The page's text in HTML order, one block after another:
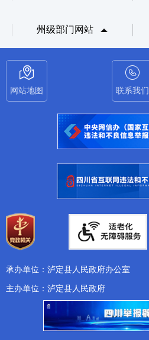
州级部门网站
网站地图 联系我们
承办单位：泸定县人民政府办公室
主办单位：泸定县人民政府